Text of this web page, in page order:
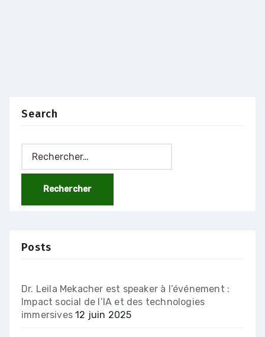
Search
Rechercher :
Posts
Dr. Leila Mekacher est speaker à l’événement :
Impact social de l’IA et des technologies
immersives 12 juin 2025